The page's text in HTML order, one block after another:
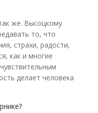
же. Высоцкому
то, что
страхи, радости,
как и многие
делает человека